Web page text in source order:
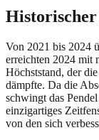
Von 2021 bis 2024
erreichten 2024 mit
Höchststand, der
dämpfte. Da die
schwingt das
einzigartiges
von den sich